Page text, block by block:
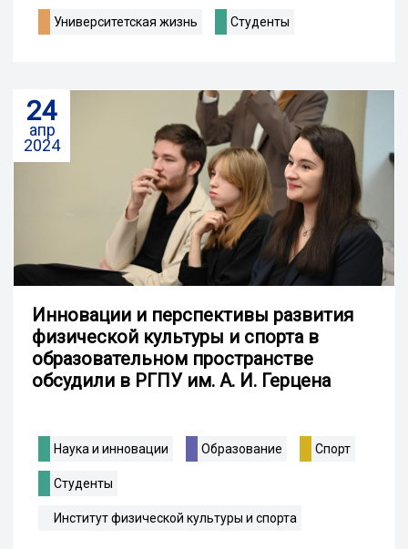
Университетская жизнь Студенты
24
апр
2024
Инновации и перспективы развития
физической культуры и спорта в
образовательном пространстве
обсудили в РГПУ им. А. И. Герцена
Наука и инновации Образование Спорт
Студенты
Институт физической культуры и спорта